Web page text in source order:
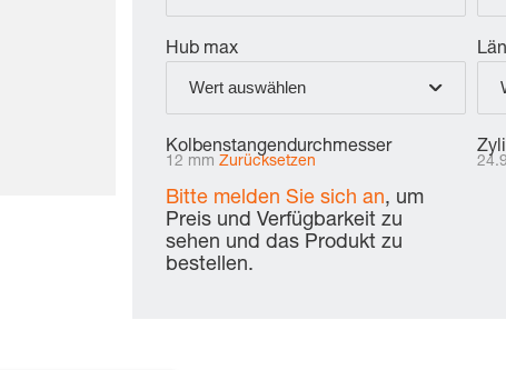
Hub max
Wert auswählen
Kolbenstangendurchmesser
12 mmZurücksetzen
Bitte melden Sie sich an, um
Preis und Verfügbarkeit zu
sehen und das Produkt zu
bestellen.